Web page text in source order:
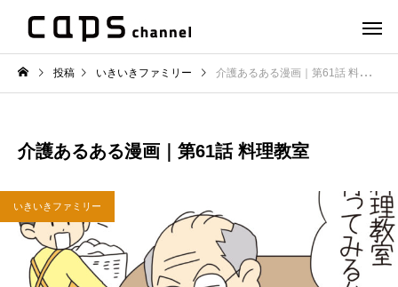
投稿 いきいきファミリー 介護あるある漫画｜第61話 料理教室
介護あるある漫画｜第61話 料理教室
いきいきファミリー